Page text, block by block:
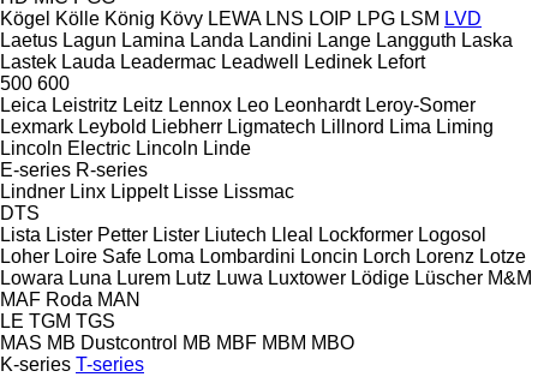
Kögel Kölle König Kövy LEWA LNS LOIP LPG LSM LVD
Laetus Lagun Lamina Landa Landini Lange Langguth Laska
Lastek Lauda Leadermac Leadwell Ledinek Lefort
500 600
Leica Leistritz Leitz Lennox Leo Leonhardt Leroy-Somer
Lexmark Leybold Liebherr Ligmatech Lillnord Lima Liming
Lincoln Electric Lincoln Linde
E-series R-series
Lindner Linx Lippelt Lisse Lissmac
DTS
Lista Lister Petter Lister Liutech Lleal Lockformer Logosol
Loher Loire Safe Loma Lombardini Loncin Lorch Lorenz Lotze
Lowara Luna Lurem Lutz Luwa Luxtower Lödige Lüscher M&M
MAF Roda MAN
LE TGM TGS
MAS MB Dustcontrol MB MBF MBM MBO
K-series T-series